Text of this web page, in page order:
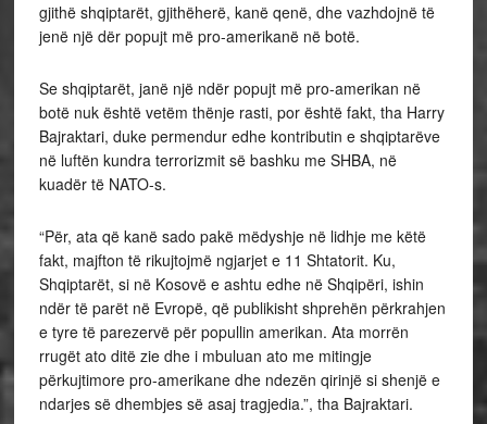
gjithë shqiptarët, gjithëherë, kanë qenë, dhe vazhdojnë të
jenë një dër popujt më pro-amerikanë në botë.
Se shqiptarët, janë një ndër popujt më pro-amerikan në
botë nuk është vetëm thënje rasti, por është fakt, tha Harry
Bajraktari, duke permendur edhe kontributin e shqiptarëve
në luftën kundra terrorizmit së bashku me SHBA, në
kuadër të NATO-s.
“Për, ata që kanë sado pakë mëdyshje në lidhje me këtë
fakt, majfton të rikujtojmë ngjarjet e 11 Shtatorit. Ku,
Shqiptarët, si në Kosovë e ashtu edhe në Shqipëri, ishin
ndër të parët në Evropë, që publikisht shprehën përkrahjen
e tyre të parezervë për popullin amerikan. Ata morrën
rrugët ato ditë zie dhe i mbuluan ato me mitingje
përkujtimore pro-amerikane dhe ndezën qirinjë si shenjë e
ndarjes së dhembjes së asaj tragjedia.”, tha Bajraktari.